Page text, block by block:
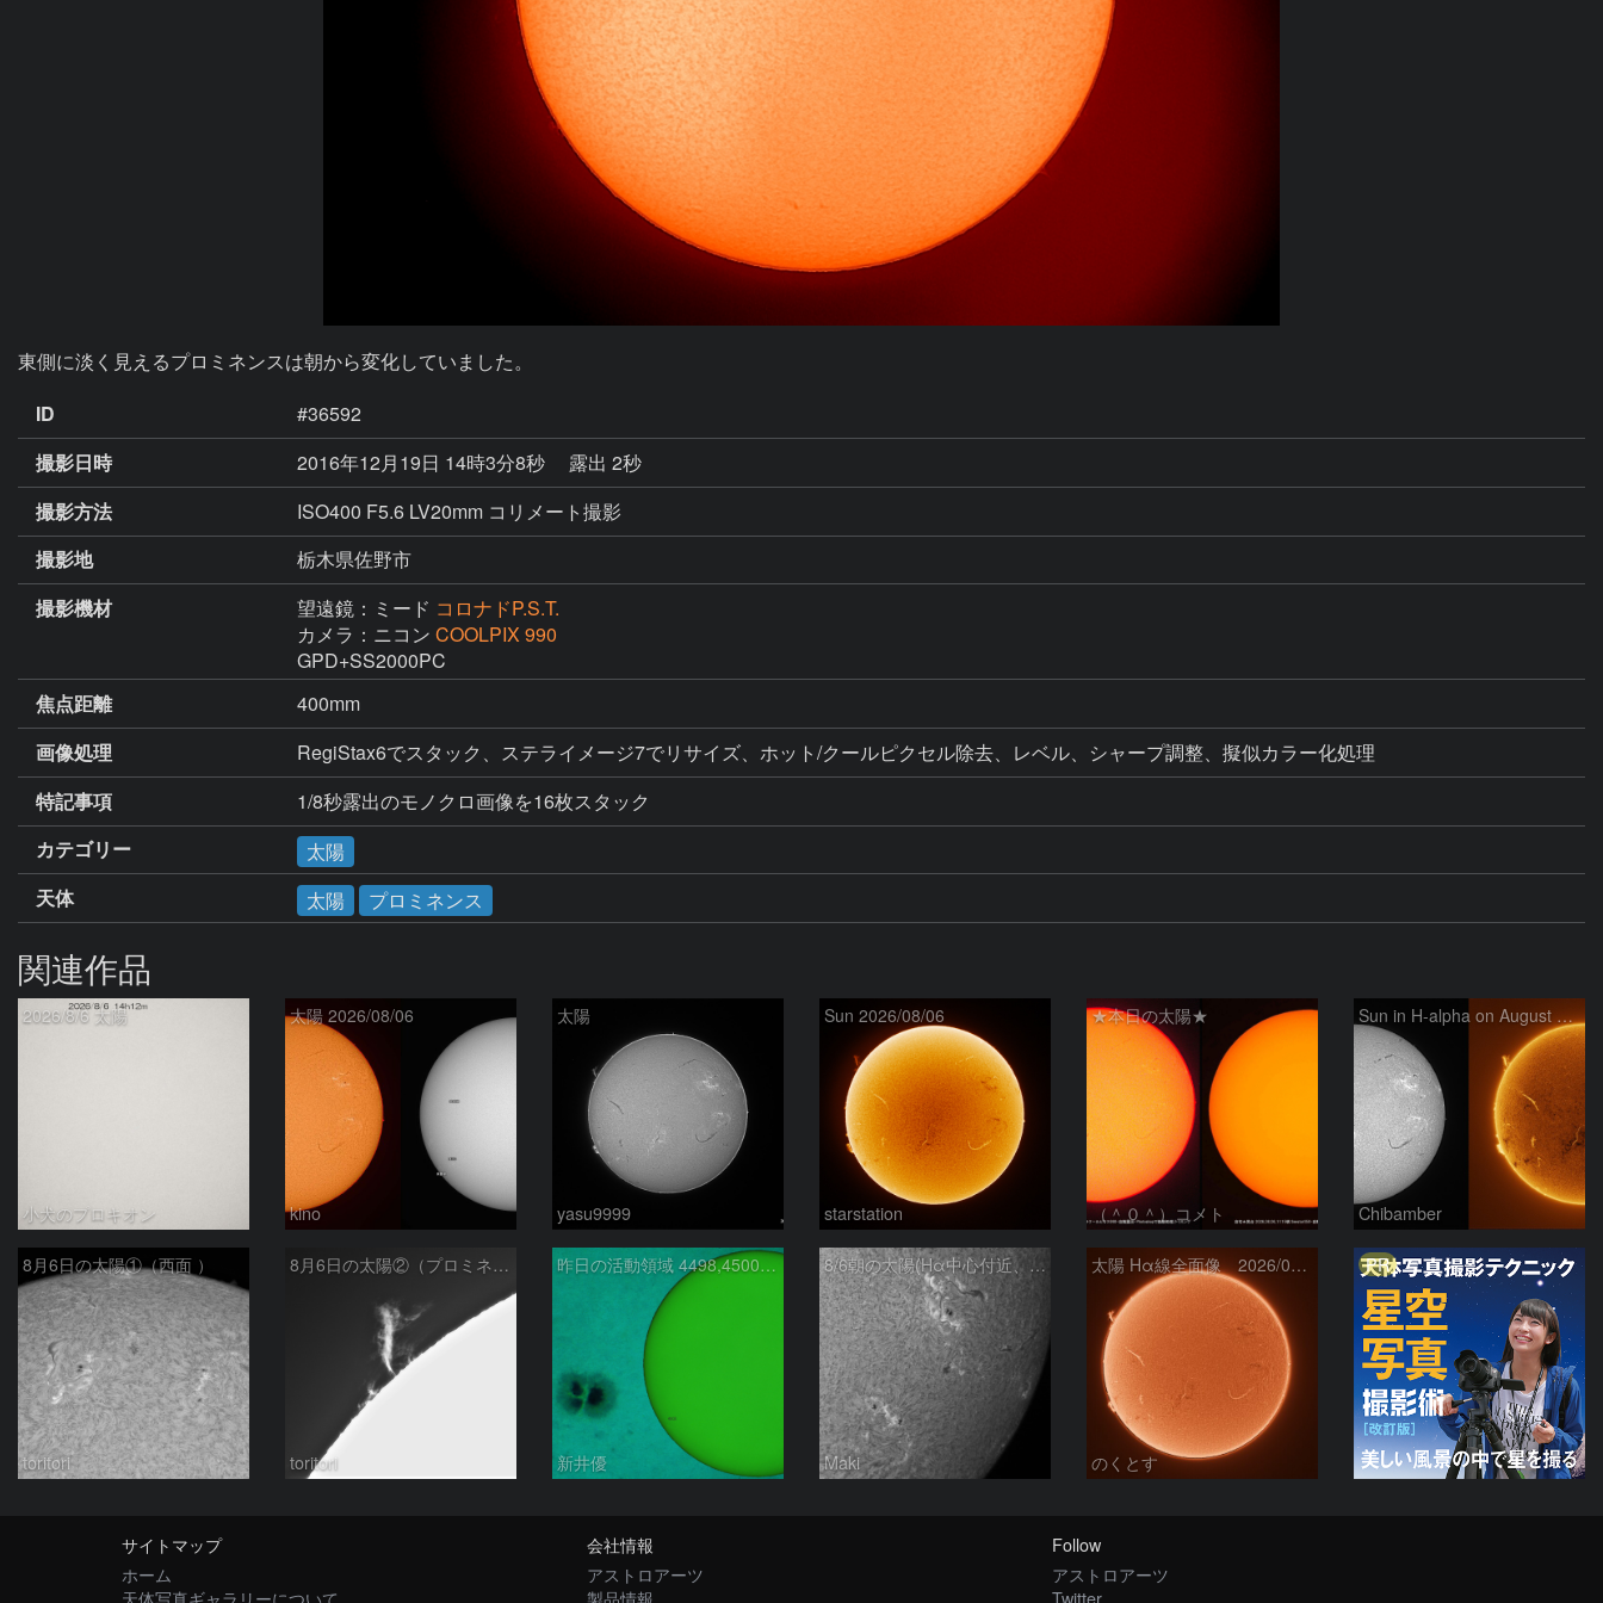
東側に淡く見えるプロミネンスは朝から変化していました。
ID
#36592
撮影日時
2016年12月19日 14時3分8秒
露出 2秒
撮影方法
ISO400 F5.6 LV20mm コリメート撮影
撮影地
栃木県佐野市
撮影機材
望遠鏡：ミード コロナドP.S.T.
カメラ：ニコン COOLPIX 990
GPD+SS2000PC
焦点距離
400mm
画像処理
RegiStax6でスタック、ステライメージ7でリサイズ、ホット/クールピクセル除去、レベル、シャープ調整、擬似カラー化処理
特記事項
1/8秒露出のモノクロ画像を16枚スタック
カテゴリー
太陽
天体
太陽 プロミネンス
関連作品
2026/8/6 太陽
小犬のプロキオン
太陽 2026/08/06
kino
太陽
yasu9999
Sun 2026/08/06
starstation
★本日の太陽★
（＾０＾）コメト
Sun in H-alpha on August 6, 2026
Chibamber
8月6日の太陽①（西面 ）
toritori
8月6日の太陽②（プロミネン北東縁 ）
toritori
昨日の活動領域 4498,4500：2026/08/05
新井優
8/6朝の太陽(Hα中心付近、4498、4502付近)
Maki
太陽 Hα線全面像 2026/08/06
のくとす
PR
サイトマップ
ホーム
天体写真ギャラリーについて
会社情報
アストロアーツ
製品情報
Follow
アストロアーツ
Twitter